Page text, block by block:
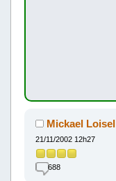
Mickael Loisel
21/11/2002 12h27
688